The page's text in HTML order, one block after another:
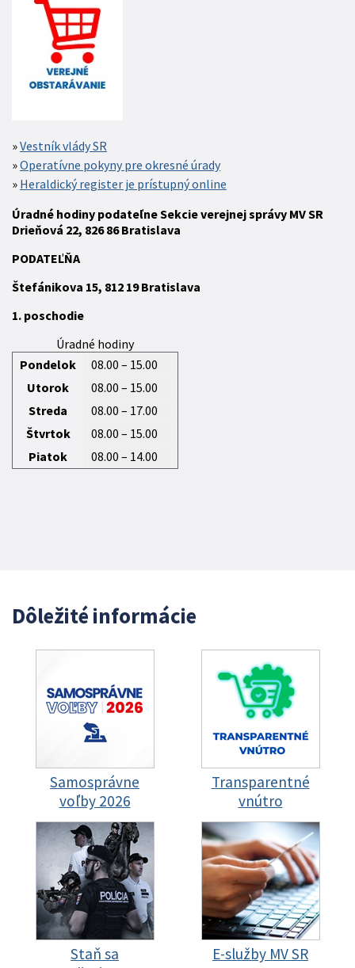
Vestník vlády SR
Operatívne pokyny pre okresné úrady
Heraldický register je prístupný online
Úradné hodiny podateľne Sekcie verejnej správy MV SR
Drieňová 22, 826 86 Bratislava
PODATEĽŇA
Štefánikova 15, 812 19Bratislava
1. poschodie
Úradné hodiny
Pondelok
08.00 – 15.00
Utorok
08.00 – 15.00
Streda
08.00 – 17.00
Štvrtok
08.00 – 15.00
Piatok
08.00 – 14.00
Dôležité informácie
Samosprávne
voľby 2026
Transparentné
vnútro
Staň sa
E-služby MV SR